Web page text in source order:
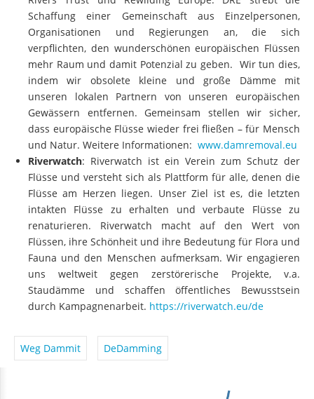
Schaffung einer Gemeinschaft aus Einzelpersonen,
Organisationen und Regierungen an, die sich
verpflichten, den wunderschönen europäischen Flüssen
mehr Raum und damit Potenzial zu geben. Wir tun dies,
indem wir obsolete kleine und große Dämme mit
unseren lokalen Partnern von unseren europäischen
Gewässern entfernen. Gemeinsam stellen wir sicher,
dass europäische Flüsse wieder frei fließen – für Mensch
und Natur. Weitere Informationen:
Flüsse am Herzen liegen. Unser Ziel ist es, die letzten
intakten Flüsse zu erhalten und verbaute Flüsse zu
Fauna und den Menschen aufmerksam. Wir engagieren
uns weltweit gegen zerstörerische Projekte, v.a.
Staudämme und schaffen öffentliches Bewusstsein
Weg Dammit DeDamming